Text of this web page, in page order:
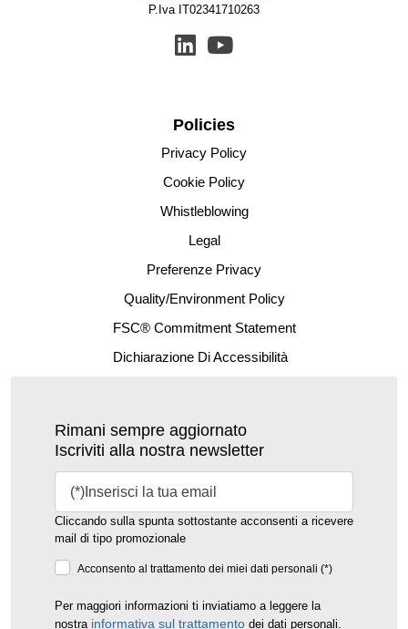
P.Iva IT02341710263
Policies
Privacy Policy
Cookie Policy
Whistleblowing
Legal
Preferenze Privacy
Quality/Environment Policy
FSC® Commitment Statement
Dichiarazione Di Accessibilità
Rimani sempre aggiornato
Iscriviti alla nostra newsletter
Cliccando sulla spunta sottostante acconsenti a ricevere
mail di tipo promozionale
Acconsento al trattamento dei miei dati personali (*)
Per maggiori informazioni ti inviatiamo a leggere la
nostra informativa sul trattamento dei dati personali.